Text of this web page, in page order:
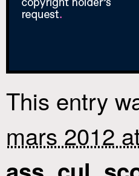
This entry
mars 2012